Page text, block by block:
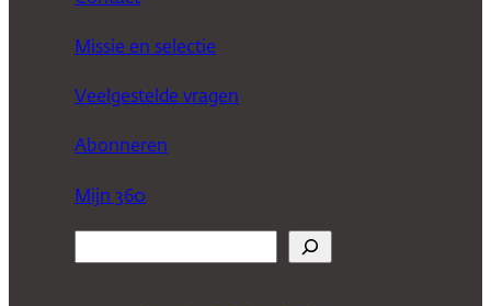
Missie en selectie
Veelgestelde vragen
Abonneren
Mijn 360